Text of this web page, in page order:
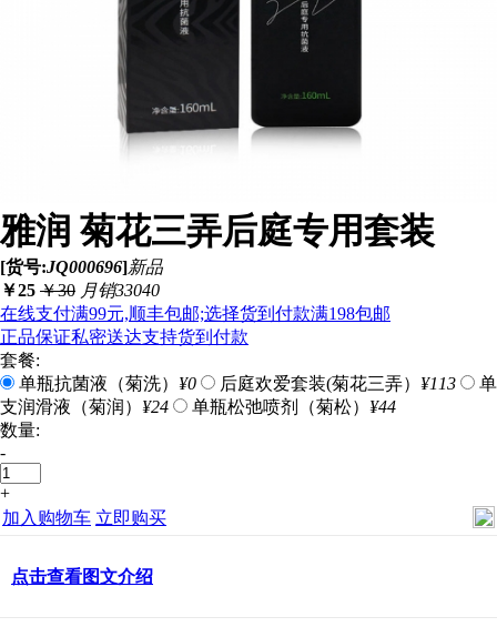
雅润 菊花三弄后庭专用套装
[货号:JQ000696]新品
￥25 ￥30 月销33040
在线支付满99元,顺丰包邮;选择货到付款满198包邮
正品保证私密送达支持货到付款
套餐:
单瓶抗菌液（菊洗） ¥0 后庭欢爱套装(菊花三弄） ¥113
单
支润滑液（菊润） ¥24 单瓶松弛喷剂（菊松） ¥44
数量:
-
+
加入购物车 立即购买
点击查看图文介绍